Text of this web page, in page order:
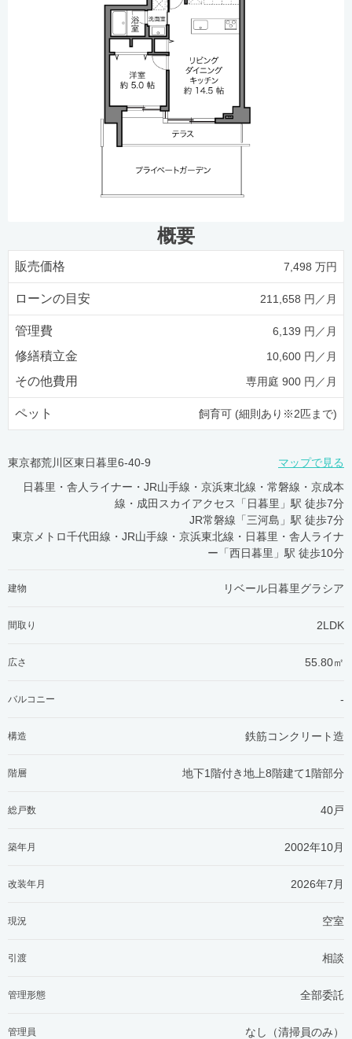
概要
販売価格 7,498 万円
ローンの目安 211,658 円／月
管理費 6,139 円／月
修繕積立金 10,600 円／月
その他費用 専用庭 900 円／月
ペット 飼育可 (細則あり※2匹まで)
東京都荒川区東日暮里6-40-9
マップで見る
日暮里・舎人ライナー・JR山手線・京浜東北線・常磐線・京成本
線・成田スカイアクセス「日暮里」駅 徒歩7分
JR常磐線「三河島」駅 徒歩7分
東京メトロ千代田線・JR山手線・京浜東北線・日暮里・舎人ライナ
ー「西日暮里」駅 徒歩10分
建物 リベール日暮里グラシア
間取り 2LDK
広さ 55.80㎡
バルコニー -
構造 鉄筋コンクリート造
階層 地下1階付き地上8階建て1階部分
総戸数 40戸
築年月 2002年10月
改装年月 2026年7月
現況 空室
引渡 相談
管理形態 全部委託
管理員 なし（清掃員のみ）